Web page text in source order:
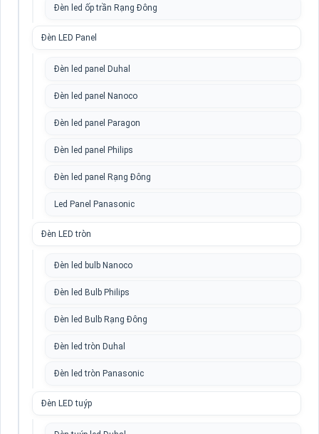
Đèn led ốp trần Rạng Đông
Đèn LED Panel
Đèn led panel Duhal
Đèn led panel Nanoco
Đèn led panel Paragon
Đèn led panel Philips
Đèn led panel Rạng Đông
Led Panel Panasonic
Đèn LED tròn
Đèn led bulb Nanoco
Đèn led Bulb Philips
Đèn led Bulb Rạng Đông
Đèn led tròn Duhal
Đèn led tròn Panasonic
Đèn LED tuýp